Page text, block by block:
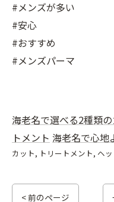
#メンズが多い
#安心
#おすすめ
#メンズパーマ
海老名で選べる2種類
トメント 海老名で心地
カット トリートメント ヘ
< 前のページ